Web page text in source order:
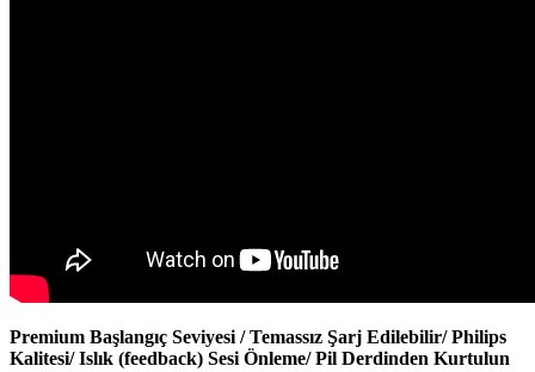
Premium Başlangıç Seviyesi / Temassız Şarj Edilebilir/ Philips
Kalitesi/ Islık (feedback) Sesi Önleme/ Pil Derdinden Kurtulun